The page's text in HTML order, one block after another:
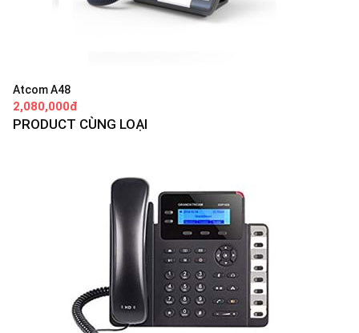
Atcom A48
2,080,000đ
PRODUCT CÙNG LOẠI